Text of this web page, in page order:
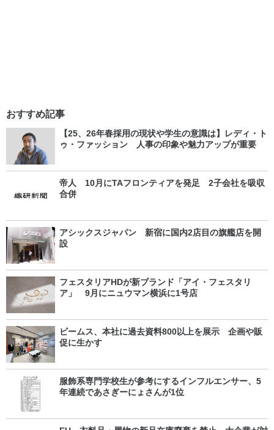
おすすめ記事
【25、26年春採用の現状や学生の意識は】レディ・ト
ゥ・ファッション 人事の印象や魅力アップが重要
帝人 10月にTAフロンティアを発足 2子会社を吸収
合併
アシックスジャパン 新宿に国内2店目の旗艦店を開
設
フェスタリアHDが新ブランド「アイ・フェスタリ
ア」 9月にニュウマン横浜に1号店
ビームス、本社に過去資料800以上を展示 企画や販
促に生かす
服飾系専門学校生が参考にするインフルエンサー、5
年連続であさぎーにょさんが1位